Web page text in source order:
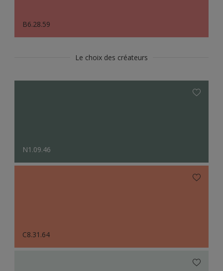
B6.28.59
Le choix des créateurs
N1.09.46
C8.31.64